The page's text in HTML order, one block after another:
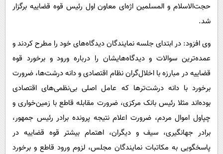
حوادث
سلامت
بین الملل
اجتماعی
حیات وحش
دانلود
حجت‌الاسلام و المسلمین اژه‌ای معاون اول رئیس قوه قضاییه برگزار
شد.
وی افزود: در ابتدای جلسه نمایندگان دیدگاه‌های خود را مطرح کردند و
عمده‌ترین سوالات و دیدگاه‌هایشان را درباره ورود و برخورد قوه
قضاییه در مبارزه با اخلال‌گران نظام اقتصادی و دانه درشت‌ها، ضرورت
برخورد با دانه درشت‌تر‌ها که عامل اصلی بی‌نظمی‌های اقتصادی
بوده‌اند مثلا رئیس بانک مرکزی، ضرورت مقابله قاطع با زمین‌خواری و
چپاول اموال مردم، ضرورت اعلام نتیجه پرونده برادر رئیس جمهور،
برادر جهانگیری، سیف و دیگران، اهتمام بیشتر قوه قضاییه در
پاسخگویی به مکاتبات نمایندگان مجلس، لزوم ورود قاطع و برخورد